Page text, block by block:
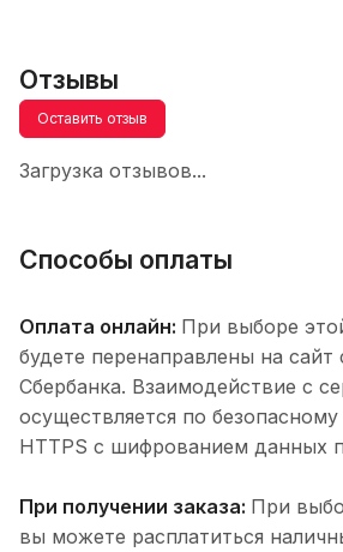
Отзывы
Оставить отзыв
Загрузка отзывов...
Способы оплаты
Оплата онлайн: При выборе
будете перенаправлены на сайт
Сбербанка. Взаимодействие с
осуществляется по
HTTPS с шифрованием данных
При получении заказа: При
вы можете расплатиться